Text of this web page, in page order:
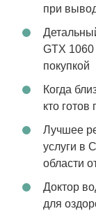
при
GTX 1060
покупкой
Когда
кто готов
Лучшее
услуги в
области
Доктор
для